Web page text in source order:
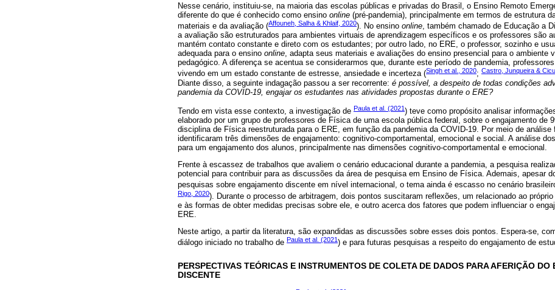
Nesse cenário, instituiu-se, na maioria das escolas públicas e privadas do Brasil, o Ensino Remoto
diferente do que é conhecido como ensino online (pré-pandemia), principalmente em termos de estrutura
materiais e da avaliação (Affouneh, Salha & Khlaif, 2020). No ensino online, também chamado de Educação a
a avaliação são estruturados para ambientes virtuais de aprendizagem específicos e os professores são
mantém contato constante e direto com os estudantes; por outro lado, no ERE, o professor, sozinho e
adequada para o ensino online, adapta seus materiais e avaliações do ensino presencial para o ambiente
pedagógico. A diferença se acentua se considerarmos que, durante este período de pandemia,
vivendo em um estado constante de estresse, ansiedade e incerteza (Singh et al., 2020; Castro, Junqueira &
Diante disso, a seguinte indagação passou a ser recorrente: é possível, a despeito de todas condições
pandemia da COVID-19, engajar os estudantes nas atividades propostas durante o ERE?
Tendo em vista esse contexto, a investigação de Paula et al. (2021) teve como propósito analisar
elaborado por um grupo de professores de Física de uma escola pública federal, sobre o engajamento de
disciplina de Física reestruturada para o ERE, em função da pandemia da COVID-19. Por meio de análise
identificaram três dimensões de engajamento: cognitivo-comportamental, emocional e social. A análise
para um engajamento dos alunos, principalmente nas dimensões cognitivo-comportamental e emocional.
Frente à escassez de trabalhos que avaliem o cenário educacional durante a pandemia, a pesquisa
potencial para contribuir para as discussões da área de pesquisa em Ensino de Física. Ademais, apesar
pesquisas sobre engajamento discente em nível internacional, o tema ainda é escasso no cenário
Rigo, 2020). Durante o processo de arbitragem, dois pontos suscitaram reflexões, um relacionado ao
e às formas de obter medidas precisas sobre ele, e outro acerca dos fatores que podem influenciar o
ERE.
Neste artigo, a partir da literatura, são expandidas as discussões sobre esses dois pontos. Espera-se,
diálogo iniciado no trabalho de Paula et al. (2021 ) e para futuras pesquisas a respeito do engajamento de
PERSPECTIVAS TEÓRICAS E INSTRUMENTOS DE COLETA DE DADOS PARA AFERIÇÃO DO
DISCENTE